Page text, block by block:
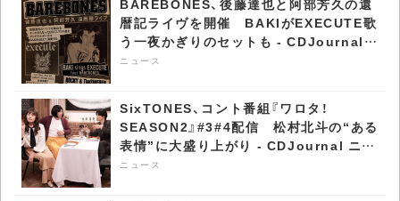
暦記ライヴを開催 BAKIがEXECUTE歌
う一夜かぎりのセットも - CDJournal
ニュース
ニュース
SixTONES、コント番組『ワロタ！
SEASON2』#3#4配信 松村北斗の“ある
表情”に大盛り上がり - CDJournal ニュ
ース
ニュース